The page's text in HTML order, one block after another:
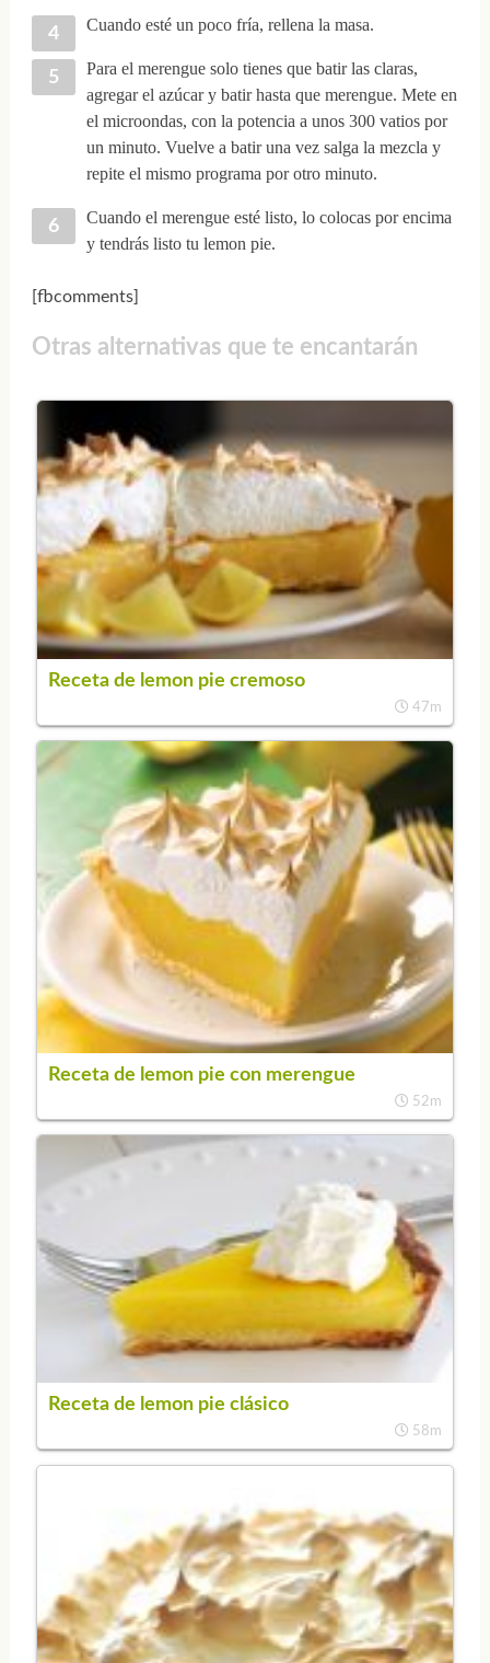
Cuando esté un poco fría, rellena la masa.
Para el merengue solo tienes que batir las claras,
agregar el azúcar y batir hasta que merengue. Mete en
el microondas, con la potencia a unos 300 vatios por
un minuto. Vuelve a batir una vez salga la mezcla y
repite el mismo programa por otro minuto.
Cuando el merengue esté listo, lo colocas por encima
y tendrás listo tu lemon pie.
[fbcomments]
Otras alternativas que te encantarán
Receta de lemon pie cremoso
47m
Receta de lemon pie con merengue
52m
Receta de lemon pie clásico
58m